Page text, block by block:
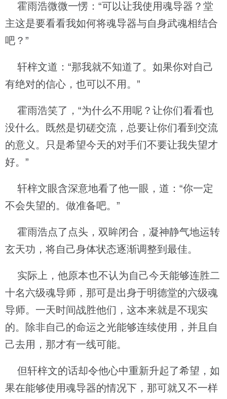
霍雨浩微微一愣：“可以让我使用魂导器？堂
主这是要看看我如何将魂导器与自身武魂相结合
吧？”
轩梓文道：“那我就不知道了。如果你对自己
有绝对的信心，也可以不用。”
霍雨浩笑了，“为什么不用呢？让你们看看也
没什么。既然是切磋交流，总要让你们看到交流
的意义。只是希望今天的对手们不要让我失望才
好。”
轩梓文眼含深意地看了他一眼，道：“你一定
不会失望的。做准备吧。”
霍雨浩点了点头，双眸闭合，凝神静气地运转
玄天功，将自己身体状态逐渐调整到最佳。
实际上，他原本也不认为自己今天能够连胜二
十名六级魂导师，那可是出身于明德堂的六级魂
导师。一天时间战胜他们，这本来就是不现实
的。除非自己的命运之光能够连续使用，并且自
己去用，那才有一线可能。
但轩梓文的话却令他心中重新升起了希望，如
果在能够使用魂导器的情况下，那可就又不一样